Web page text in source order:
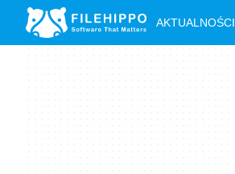
AKTUALNOŚCI